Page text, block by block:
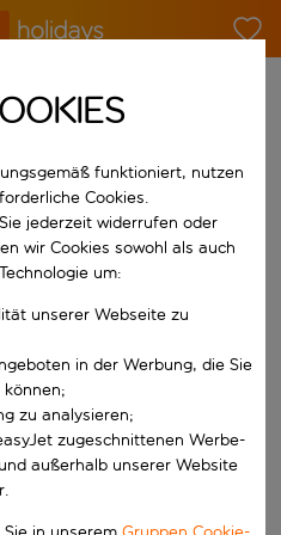
um deine
Meine Buchung
funktioniert, nutzen
Cookies.
jederzeit widerrufen oder
wir Cookies sowohl als auch
um:
unserer Webseite zu
in der Werbung, die Sie
zu analysieren;
zugeschnittenen Werbe-
außerhalb unserer Website